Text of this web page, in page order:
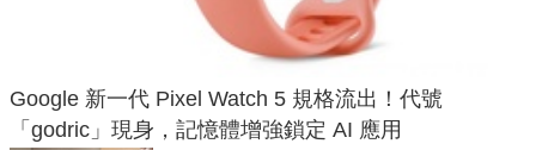
Google 新一代 Pixel Watch 5 規格流出！代號
「godric」現身，記憶體增強鎖定 AI 應用